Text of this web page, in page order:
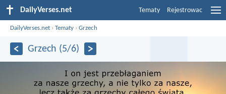
DailyVerses.net Tematy Rejestrowac
DailyVerses.net ›Tematy ›Grzech
Grzech (5/6)